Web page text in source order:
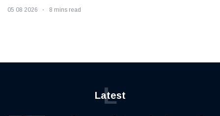
05 08 2026 8 mins read
Latest
L